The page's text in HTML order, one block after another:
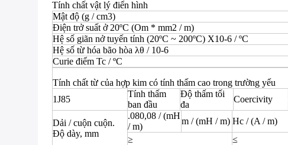
Tính chất vật lý điển hình
Mật độ (g / cm3)
Điện trở suất ở 20ºC (Om * mm2 / m)
Hệ số giãn nở tuyến tính (20ºC ~ 200ºC) X10-6 / ºC
Hệ số từ hóa bão hòa λθ / 10-6
Curie điểm Tc / ºC
Tính chất từ ​​của hợp kim có tính thấm cao trong trường yếu
1J85
Tính thấm
ban đầu
Độ thấm tối
đa
Coercivity
Dải / cuộn cuộn.
Độ dày, mm
.080,08 / (mH
/ m)
m / (mH / m) Hc / (A / m)
≥
≤